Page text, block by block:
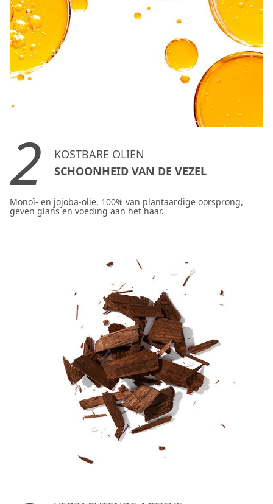
2
KOSTBARE OLIËN
SCHOONHEID VAN DE VEZEL
Monoï- en jojoba-olie, 100% van plantaardige oorsprong,
geven glans en voeding aan het haar.